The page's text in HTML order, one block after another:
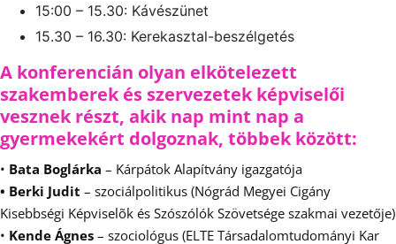
15:00 – 15.30: Kávészünet
15.30 – 16.30: Kerekasztal-beszélgetés
A konferencián olyan elkötelezett
szakemberek és szervezetek képviselői
vesznek részt, akik nap mint nap a
gyermekekért dolgoznak, többek között:
• Bata Boglárka – Kárpátok Alapítvány igazgatója
• Berki Judit – szociálpolitikus (Nógrád Megyei Cigány
Kisebbségi Képviselõk és Szószólók Szövetsége szakmai vezetője)
• Kende Ágnes – szociológus (ELTE Társadalomtudományi Kar